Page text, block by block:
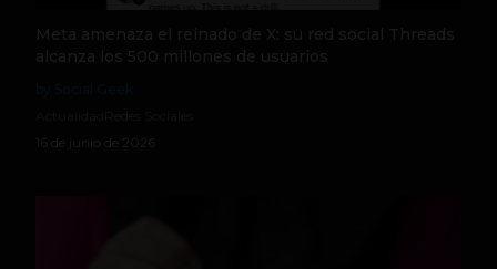
Meta amenaza el reinado de X: su red social Threads
alcanza los 500 millones de usuarios
16 de junio de 2026